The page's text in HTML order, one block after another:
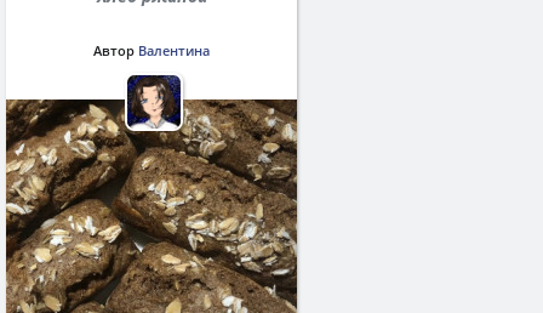
Автор Валентина